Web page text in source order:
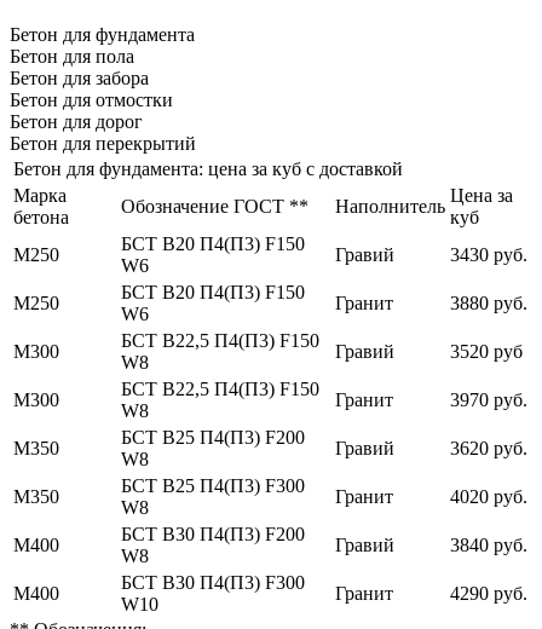
Бетон для фундамента
Бетон для пола
Бетон для забора
Бетон для отмостки
Бетон для дорог
Бетон для перекрытий
Бетон для фундамента: цена за куб с доставкой
Марка
бетона
Обозначение ГОСТ ** Наполнитель
Цена за
куб
М250
БСТ В20 П4(П3) F150
W6
Гравий 3430 руб.
М250
БСТ В20 П4(П3) F150
W6
Гранит 3880 руб.
М300
БСТ В22,5 П4(П3) F150
W8
Гравий 3520 руб
М300
БСТ В22,5 П4(П3) F150
W8
Гранит 3970 руб.
М350
БСТ В25 П4(П3) F200
W8
Гравий 3620 руб.
М350
БСТ В25 П4(П3) F300
W8
Гранит 4020 руб.
М400
БСТ В30 П4(П3) F200
W8
Гравий 3840 руб.
М400
БСТ В30 П4(П3) F300
W10
Гранит
4290 руб.